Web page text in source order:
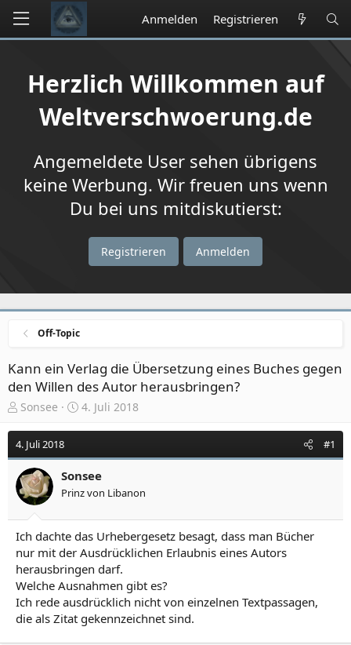
Anmelden Registrieren
Herzlich Willkommen auf
Weltverschwoerung.de
Angemeldete User sehen übrigens
keine Werbung. Wir freuen uns wenn
Du bei uns mitdiskutierst:
Registrieren Anmelden
Off-Topic
Kann ein Verlag die Übersetzung eines Buches gegen
den Willen des Autor herausbringen?
E
s
t
l
l
r
Sonsee
E
s
l
l
a
m
4. Juli 2018
4. Juli 2018 #1
Sonsee
Prinz von Libanon
Ich dachte das Urhebergesetz besagt, dass man Bücher
nur mit der Ausdrücklichen Erlaubnis eines Autors
herausbringen darf.
Welche Ausnahmen gibt es?
Ich rede ausdrücklich nicht von einzelnen Textpassagen,
die als Zitat gekennzeichnet sind.